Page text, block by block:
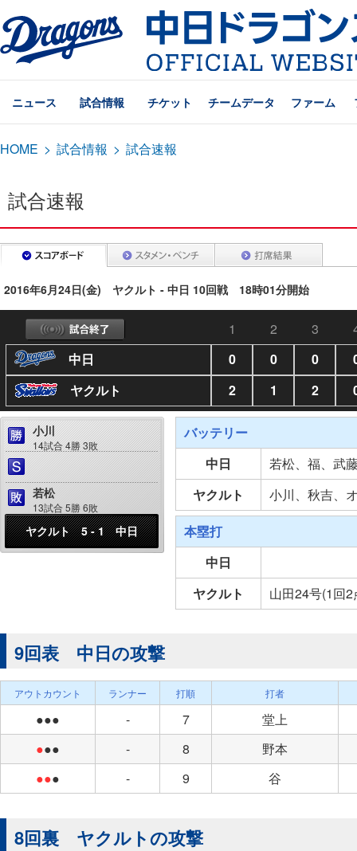
ニュース 試合情報 チケット チームデータ ファーム
HOME > 試合情報 > 試合速報
試合速報
2016年6月24日(金) ヤクルト - 中日 10回戦 18時01分開始
1 2 3
中日
0 0 0
ヤクルト
2 1 2
小川
14試合 4勝 3敗
若松
13試合 5勝 6敗
ヤクルト 5 - 1 中日
バッテリー
中日
若松、福、武
ヤクルト
小川、秋吉、
本塁打
中日
ヤクルト
山田24号(1回
9回表 中日の攻撃
アウトカウント ランナー 打順 打者
●●● - 7
堂上
●●● - 8
野本
●●● - 9 谷
8回裏 ヤクルトの攻撃